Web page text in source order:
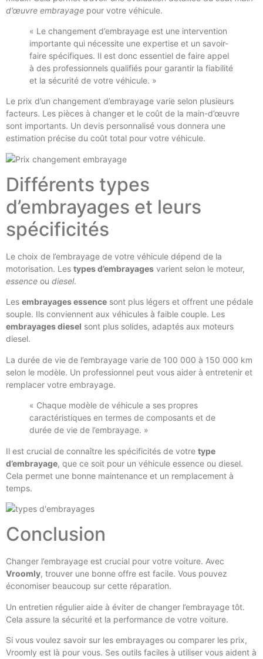
d’œuvre embrayage pour votre véhicule.
« Le changement d’embrayage est une intervention
importante qui nécessite une expertise et un savoir-
faire spécifiques. Il est donc essentiel de faire appel
à des professionnels qualifiés pour garantir la fiabilité
et la sécurité de votre véhicule. »
Le prix d’un changement d’embrayage varie selon plusieurs
facteurs. Les pièces à changer et le coût de la main-d’œuvre
sont importants. Un devis personnalisé vous donnera une
estimation précise du coût total pour votre véhicule.
Différents types
d’embrayages et leurs
spécificités
Le choix de l’embrayage de votre véhicule dépend de la
motorisation. Les types d’embrayages varient selon le moteur,
essence ou diesel.
Les embrayages essence sont plus légers et offrent une pédale
souple. Ils conviennent aux véhicules à faible couple. Les
embrayages diesel sont plus solides, adaptés aux moteurs
diesel.
La durée de vie de l’embrayage varie de 100 000 à 150 000 km
selon le modèle. Un professionnel peut vous aider à entretenir et
remplacer votre embrayage.
« Chaque modèle de véhicule a ses propres
caractéristiques en termes de composants et de
durée de vie de l’embrayage. »
Il est crucial de connaître les spécificités de votre type
d’embrayage, que ce soit pour un véhicule essence ou diesel.
Cela permet une bonne maintenance et un remplacement à
temps.
Conclusion
Changer l’embrayage est crucial pour votre voiture. Avec
Vroomly, trouver une bonne offre est facile. Vous pouvez
économiser beaucoup sur cette réparation.
Un entretien régulier aide à éviter de changer l’embrayage tôt.
Cela assure la sécurité et la performance de votre voiture.
Si vous voulez savoir sur les embrayages ou comparer les prix,
Vroomly est là pour vous. Ses outils faciles à utiliser vous aident à